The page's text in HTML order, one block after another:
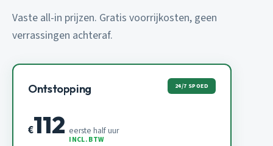
Vaste all-in prijzen. Gratis voorrijkosten, geen
verrassingen achteraf.
Ontstopping 24/7 SPOED
€112 eerste half uur
INCL. BTW